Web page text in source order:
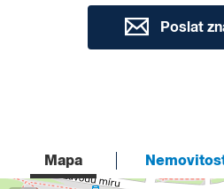
Poslat
Mapa